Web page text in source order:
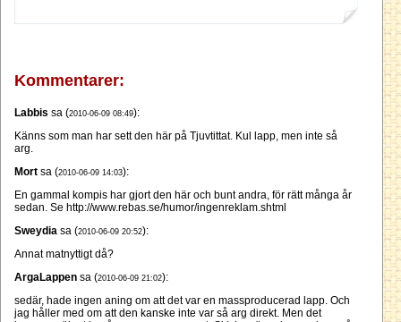
Kommentarer:
Labbis sa (2010-06-09 08:49):
Känns som man har sett den här på Tjuvtittat. Kul lapp, men inte så
arg.
Mort sa (2010-06-09 14:03):
En gammal kompis har gjort den här och bunt andra, för rätt många år
sedan. Se http://www.rebas.se/humor/ingenreklam.shtml
Sweydia sa (2010-06-09 20:52):
Annat matnyttigt då?
ArgaLappen sa (2010-06-09 21:02):
sedär, hade ingen aning om att det var en massproducerad lapp. Och
jag håller med om att den kanske inte var så arg direkt. Men det